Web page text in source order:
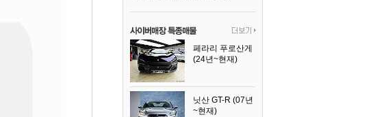
페라리 푸로산게
(24년~현재)
닛산 GT-R (07년
~현재)